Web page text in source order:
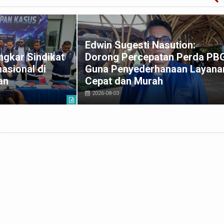
Sindikat
di
Edwin Sugesti Nasution:
Dorong Percepatan Perda
Guna Penyederhanaan
Cepat dan Murah
2026-08-03